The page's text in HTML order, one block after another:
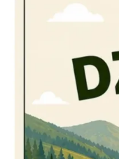
Piknik
Asyżu
Istebna